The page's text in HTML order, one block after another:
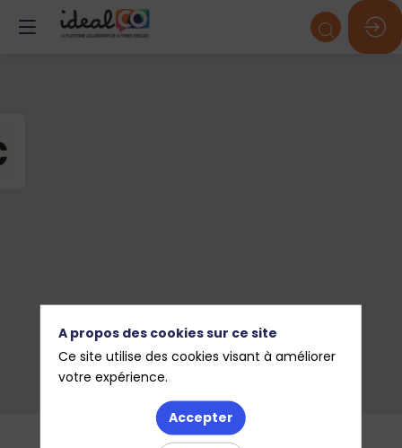
A propos des cookies sur ce site
Ce site utilise des cookies visant à améliorer
votre expérience.
Accepter